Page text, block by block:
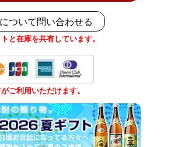
ついて問い合わせる
と在庫を共有しています。
ご利用いただけます。